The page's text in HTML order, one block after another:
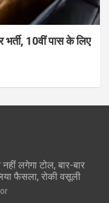
भर्ती, 10वीं पास के लिए
लगेगा टोल, बार-बार
फैसला, रोकी वसूली